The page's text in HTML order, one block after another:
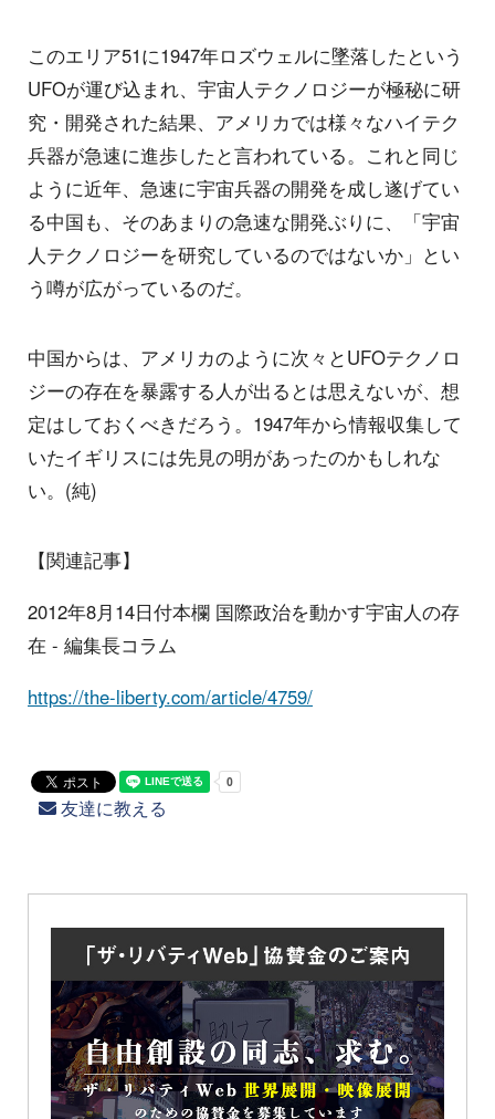
このエリア51に1947年ロズウェルに墜落したという
UFOが運び込まれ、宇宙人テクノロジーが極秘に研
究・開発された結果、アメリカでは様々なハイテク
兵器が急速に進歩したと言われている。これと同じ
ように近年、急速に宇宙兵器の開発を成し遂げてい
る中国も、そのあまりの急速な開発ぶりに、「宇宙
人テクノロジーを研究しているのではないか」とい
う噂が広がっているのだ。
中国からは、アメリカのように次々とUFOテクノロ
ジーの存在を暴露する人が出るとは思えないが、想
定はしておくべきだろう。1947年から情報収集して
いたイギリスには先見の明があったのかもしれな
い。(純)
【関連記事】
2012年8月14日付本欄 国際政治を動かす宇宙人の存
在 - 編集長コラム
https://the-liberty.com/article/4759/
友達に教える